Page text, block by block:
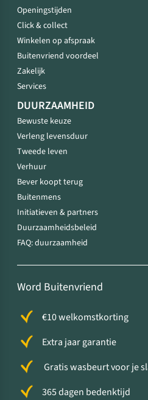
Openingstijden
Click & collect
Winkelen op afspraak
Buitenvriend voordeel
Zakelijk
Services
DUURZAAMHEID
Bewuste keuze
Verleng levensduur
Tweede leven
Verhuur
Bever koopt terug
Buitenmens
Initiatieven & partners
Duurzaamheidsbeleid
FAQ: duurzaamheid
Word Buitenvriend
€10 welkomstkorting
Extra jaar garantie
Gratis wasbeurt voor je
365 dagen bedenktijd